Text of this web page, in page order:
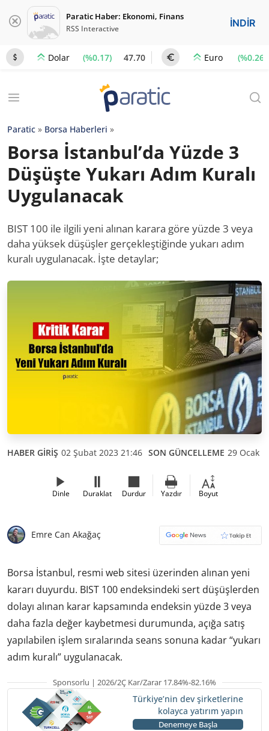
Paratic Haber: Ekonomi, Finans
RSS Interactive İNDİR
Dolar (%0.17) 47.70 Euro (%0.26)
Paratic » Borsa Haberleri »
Borsa İstanbul’da Yüzde 3
Düşüşte Yukarı Adım Kuralı
Uygulanacak
BIST 100 ile ilgili yeni alınan karara göre yüzde 3 veya
daha yüksek düşüşler gerçekleştiğinde yukarı adım
kuralı uygulanacak. İşte detaylar;
HABER GİRİŞ 02 Şubat 2023 21:46 SON GÜNCELLEME 29 Ocak
Dinle Duraklat Durdur Yazdır Boyut
Emre Can Akağaç
Borsa İstanbul, resmi web sitesi üzerinden alınan yeni
kararı duyurdu. BIST 100 endeksindeki sert düşüşlerden
dolayı alınan karar kapsamında endeksin yüzde 3 veya
daha fazla değer kaybetmesi durumunda, açığa satış
yapılabilen işlem sıralarında seans sonuna kadar “yukarı
adım kuralı” uygulanacak.
Sponsorlu | 2026/2Ç Kar/Zarar 17.84%-82.16%
Türkiye’nin dev şirketlerine
kolayca yatırım yapın
Denemeye Başla